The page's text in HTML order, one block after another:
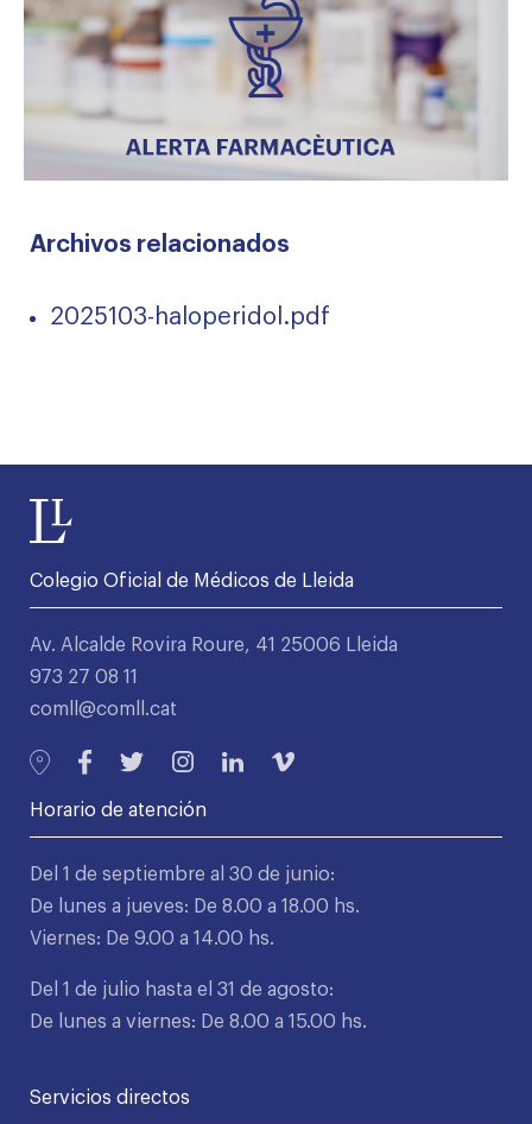
Archivos relacionados
2025103-haloperidol.pdf
Colegio Oficial de Médicos de Lleida
Av. Alcalde Rovira Roure, 41 25006 Lleida
973 27 08 11
comll@comll.cat
Horario de atención
Del 1 de septiembre al 30 de junio:
De lunes a jueves: De 8.00 a 18.00 hs.
Viernes: De 9.00 a 14.00 hs.
Del 1 de julio hasta el 31 de agosto:
De lunes a viernes: De 8.00 a 15.00 hs.
Servicios directos